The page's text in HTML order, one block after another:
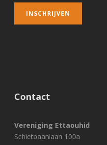
Contact
Vereniging Ettaouhid
Schietbaanlaan 100a